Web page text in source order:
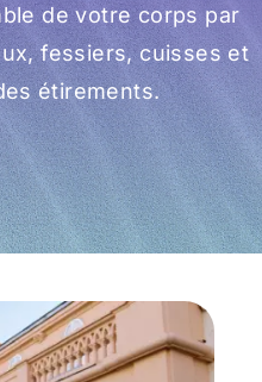
de votre corps par
fessiers, cuisses et
étirements.